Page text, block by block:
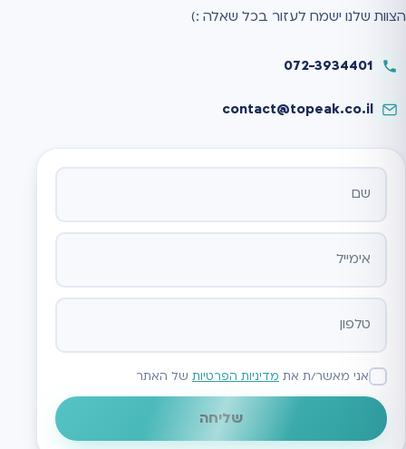
הצוות שלנו ישמח לעזור בכל שאלה :)
072-3934401
contact@topeak.co.il
אתר
אני מאשר/ת את מדיניות הפרטיות של האתר
שליחה